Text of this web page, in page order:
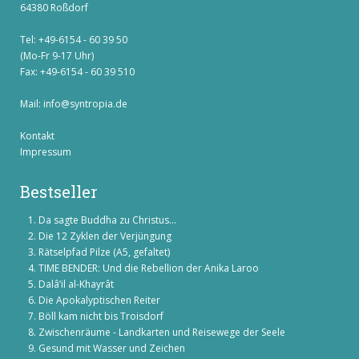
64380 Roßdorf
Tel: +49-6154 - 60 39 50
(Mo-Fr 9-17 Uhr)
Fax: +49-6154 - 60 39 510
Mail: info@syntropia.de
Kontakt
Impressum
Bestseller
Da sagte Buddha zu Christus...
Die 12 Zyklen der Verjüngung
Rätselpfad Pilze (A5, gefaltet)
TIME BENDER: Und die Rebellion der Anika Laroo
Dalâ’il al-Khayrât
Die Apokalyptischen Reiter
Böll kam nicht bis Troisdorf
Zwischenräume - Landkarten und Reisewege der Seele
Gesund mit Wasser und Zeichen